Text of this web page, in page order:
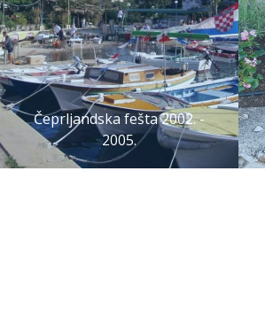
Čeprljandska fešta 2002. -
2005.